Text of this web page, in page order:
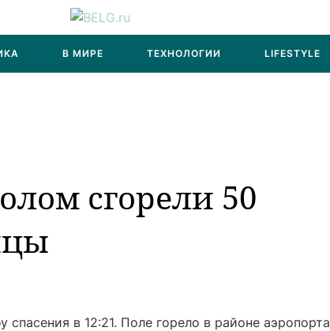
В МИРЕ ТЕХНОЛОГИИ LIFESTYLE
сгорели 50
в 12:21. Поле горело в районе